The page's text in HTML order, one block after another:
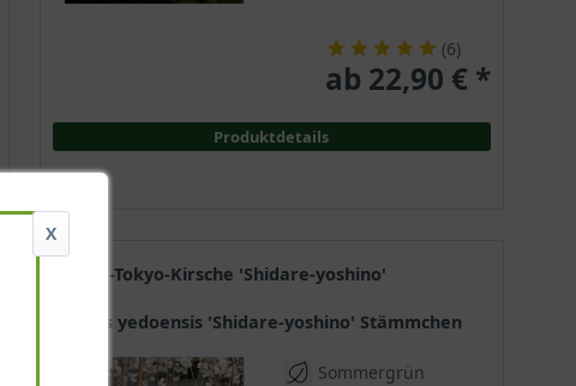
(6)
ab 22,90 € *
Produktdetails
Hänge-Tokyo-Kirsche 'Shidare-yoshino'
Prunus yedoensis 'Shidare-yoshino' Stämmchen
Sommergrün
X